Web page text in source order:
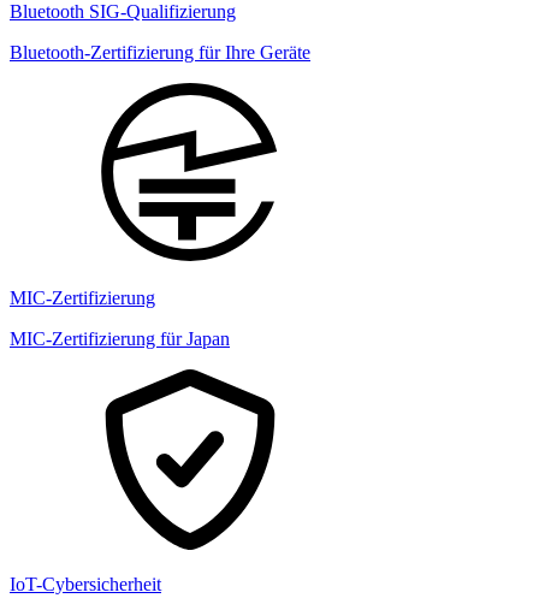
Bluetooth SIG-Qualifizierung
Bluetooth-Zertifizierung für Ihre Geräte
MIC-Zertifizierung
MIC-Zertifizierung für Japan
IoT-Cybersicherheit